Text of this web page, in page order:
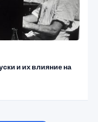
и их влияние на